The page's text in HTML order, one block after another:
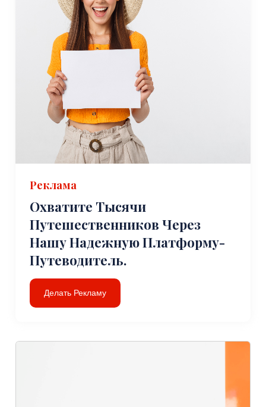
Реклама
Охватите Тысячи
Путешественников Через
Нашу Надежную Платформу-
Путеводитель.
Делать Рекламу